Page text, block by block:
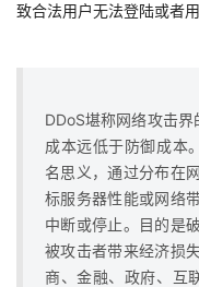
页
开
我
的
博
我
的
我
致合法用户无法登陆或者
DDoS堪称网络攻击界
成本远低于防御成本
名思义，通过分布在
标服务器性能或网络
中断或停止。目的是
被攻击者带来经济损
商、金融、政府、互